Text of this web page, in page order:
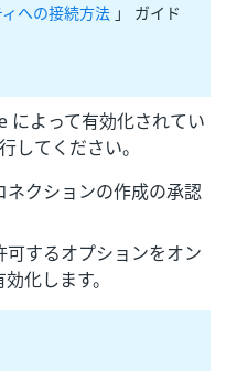
への接続方法 」 ガイド
によって有効化されてい
してください。
クションの作成の承認
するオプションをオン
化します。